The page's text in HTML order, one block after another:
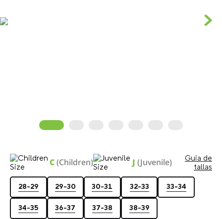
C(Children) J (Juvenile)
Guia de
tallas
28-29 29-30 30-31 32-33 33-34
34-35 36-37 37-38 38-39